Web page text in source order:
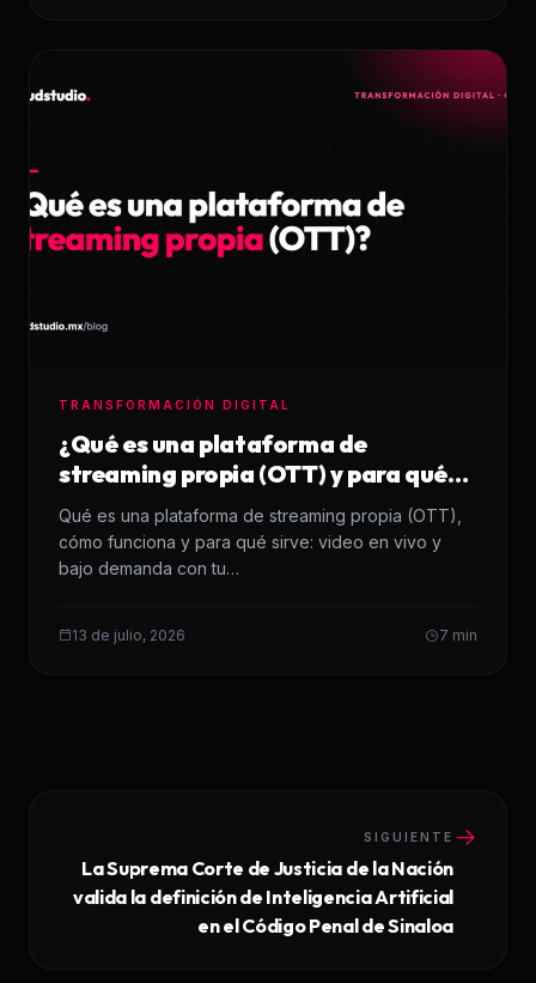
TRANSFORMACIÓN DIGITAL
¿Qué es una plataforma de
streaming propia (OTT) y para qué
sirve?
Qué es una plataforma de streaming propia (OTT),
cómo funciona y para qué sirve: video en vivo y
bajo demanda con tu…
13 de julio, 2026 7 min
SIGUIENTE
La Suprema Corte de Justicia de la Nación
valida la definición de Inteligencia Artificial
en el Código Penal de Sinaloa